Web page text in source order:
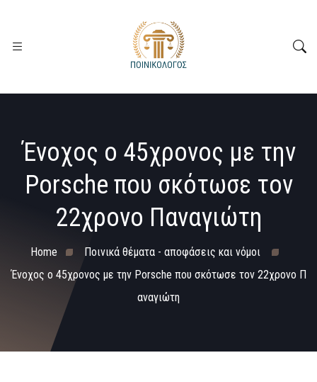
Ένοχος ο 45χρονος με την
Porsche που σκότωσε τον
22χρονο Παναγιώτη
Home
Ποινικά θέματα - αποφάσεις και νόμοι
Ένοχος ο 45χρονος με την Porsche που σκότωσε τον 22χρονο Π
αναγιώτη